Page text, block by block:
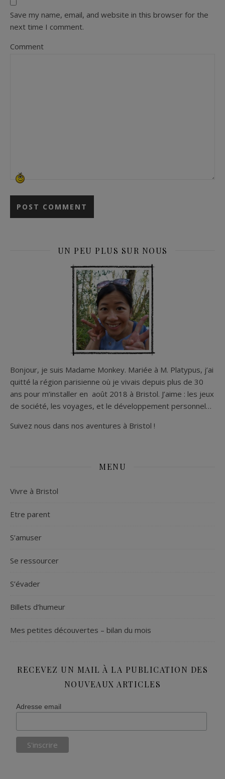
Save my name, email, and website in this browser for the
next time I comment.
Comment
UN PEU PLUS SUR NOUS
Bonjour, je suis Madame Monkey. Mariée à M. Platypus, j’ai
quitté la région parisienne où je vivais depuis plus de 30
ans pour m’installer en août 2018 à Bristol. J’aime : les jeux
de société, les voyages, et le développement personnel…
Suivez nous dans nos aventures à Bristol !
MENU
Vivre à Bristol
Etre parent
S’amuser
Se ressourcer
S’évader
Billets d’humeur
Mes petites découvertes – bilan du mois
RECEVEZ UN MAIL À LA PUBLICATION DES
NOUVEAUX ARTICLES
Adresse email